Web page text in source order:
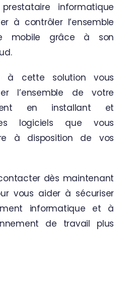
informatique
à contrôler l’ensemble
mobile grâce à son
à cette solution vous
l’ensemble de votre
en installant et
logiciels que vous
à disposition de vos
dès maintenant
vous aider à sécuriser
informatique et à
de travail plus